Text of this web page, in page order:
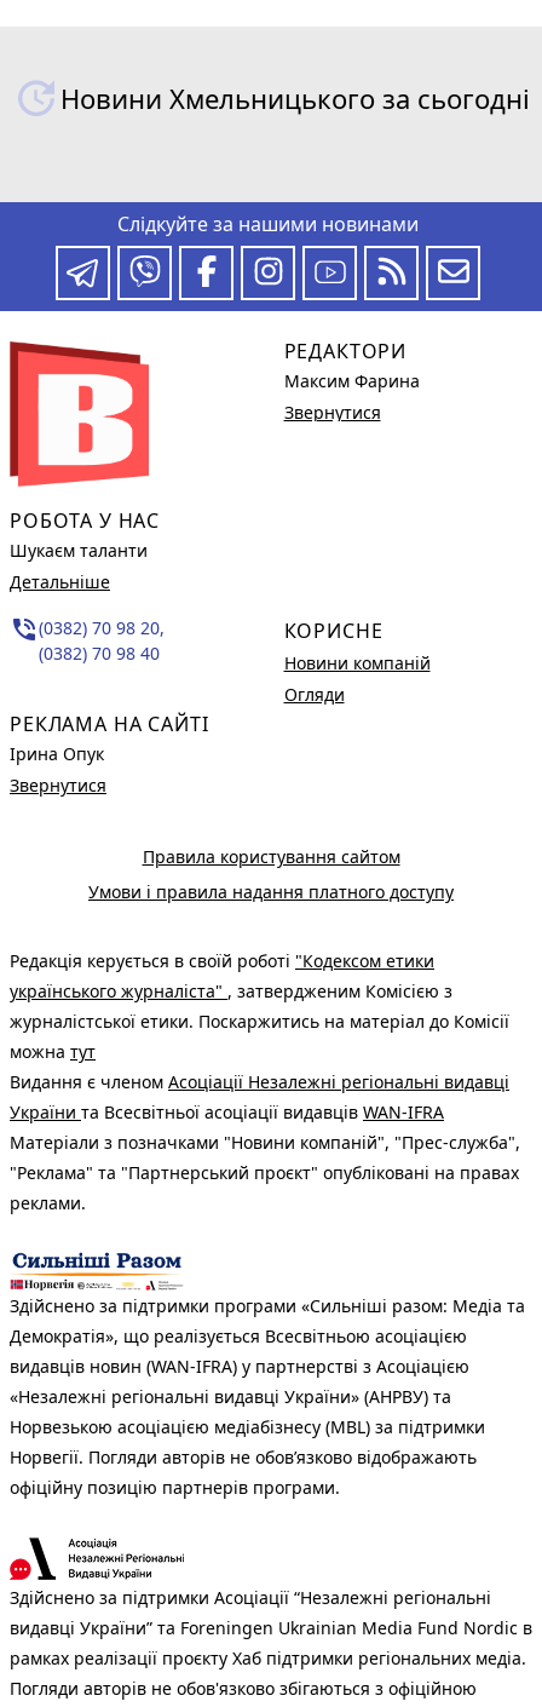
Новини Хмельницького за сьогодні
Слідкуйте за нашими новинами
РОБОТА У НАС
Шукаєм таланти
Детальніше
phone_in_talk(0382) 70 98 20,
(0382) 70 98 40
РЕКЛАМА НА САЙТІ
Ірина Опук
Звернутися
РЕДАКТОРИ
Максим Фарина
Звернутися
КОРИСНЕ
Новини компаній
Огляди
Правила користування сайтом
Умови і правила надання платного доступу
Редакція керується в своїй роботі "Кодексом етики
українського журналіста" , затвердженим Комісією з
журналістської етики. Поскаржитись на матеріал до Комісії
можна тут
Видання є членом Асоціації Незалежні регіональні видавці
України та Всесвітньої асоціації видавців WAN-IFRA
Матеріали з позначками "Новини компаній", "Прес-служба",
"Реклама" та "Партнерський проєкт" опубліковані на правах
реклами.
Здійснено за підтримки програми «Сильніші разом: Медіа та
Демократія», що реалізується Всесвітньою асоціацією
видавців новин (WAN-IFRA) у партнерстві з Асоціацією
«Незалежні регіональні видавці України» (АНРВУ) та
Норвезькою асоціацією медіабізнесу (MBL) за підтримки
Норвегії. Погляди авторів не обов’язково відображають
офіційну позицію партнерів програми.
Здійснено за підтримки Асоціації “Незалежні регіональні
видавці України” та Foreningen Ukrainian Media Fund Nordic в
рамках реалізації проєкту Хаб підтримки регіональних медіа.
Погляди авторів не обов'язково збігаються з офіційною